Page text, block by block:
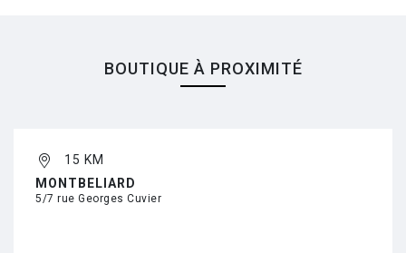
BOUTIQUE À PROXIMITÉ
15 KM
MONTBELIARD
5/7 rue Georges Cuvier